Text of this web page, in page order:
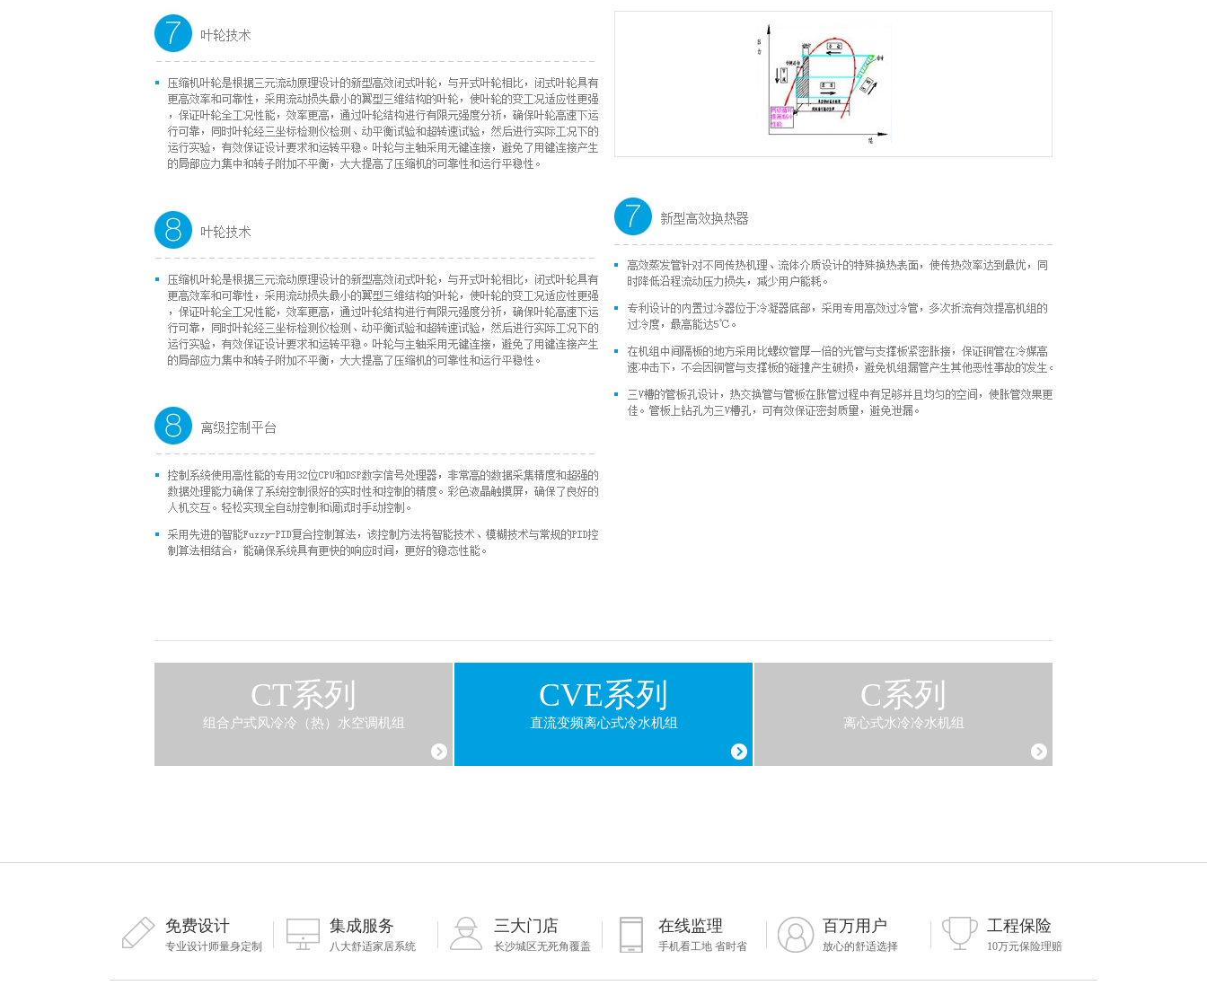
CT系列
组合户式风冷冷（热）水空调机组
CVE系列
直流变频离心式冷水机组
C系列
离心式水冷冷水机组
免费设计
专业设计师量身定制
集成服务
八大舒适家居系统
三大门店
长沙城区无死角覆盖
在线监理
手机看工地 省时省
百万用户
放心的舒适选择
工程保险
10万元保险理赔